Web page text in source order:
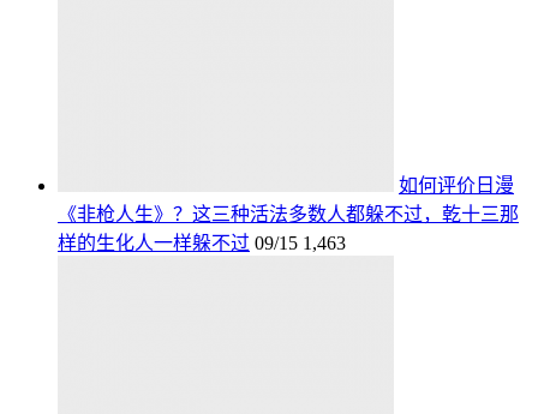
如何评价日漫
《非枪人生》？这三种活法多数人都躲不过，乾十三那
样的生化人一样躲不过 09/15 1,463